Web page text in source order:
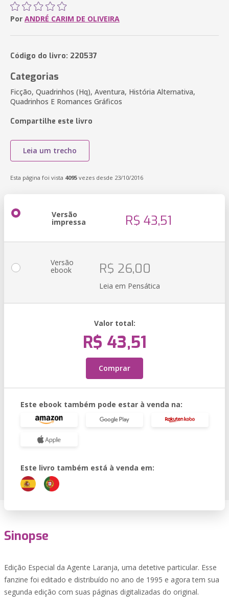
Por ANDRÉ CARIM DE OLIVEIRA
Código do livro: 220537
Categorias
Ficção, Quadrinhos (Hq), Aventura, História Alternativa,
Quadrinhos E Romances Gráficos
Compartilhe este livro
Leia um trecho
Esta página foi vista 4095 vezes desde 23/10/2016
Versão
impressa R$ 43,51
Versão
ebook R$ 26,00
Leia em Pensática
Valor total:
R$ 43,51
Comprar
Este ebook também pode estar à venda na:
Este livro também está à venda em:
Sinopse
Edição Especial da Agente Laranja, uma detetive particular. Esse
fanzine foi editado e distribuído no ano de 1995 e agora tem sua
segunda edição com suas páginas digitalizadas do original.